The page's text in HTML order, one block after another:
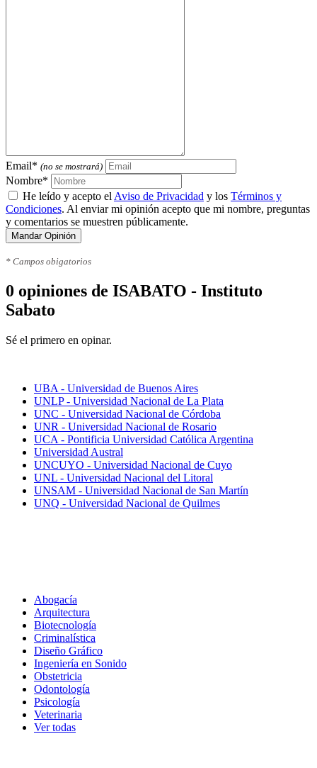
Email* (no se mostrará)
Nombre*
He leído y acepto el Aviso de Privacidad y los Términos y
Condiciones. Al enviar mi opinión acepto que mi nombre, preguntas
y comentarios se muestren públicamente.
Mandar Opinión
* Campos obigatorios
0 opiniones de ISABATO - Instituto
Sabato
Sé el primero en opinar.
UBA - Universidad de Buenos Aires
UNLP - Universidad Nacional de La Plata
UNC - Universidad Nacional de Córdoba
UNR - Universidad Nacional de Rosario
UCA - Pontificia Universidad Católica Argentina
Universidad Austral
UNCUYO - Universidad Nacional de Cuyo
UNL - Universidad Nacional del Litoral
UNSAM - Universidad Nacional de San Martín
UNQ - Universidad Nacional de Quilmes
Abogacía
Arquitectura
Biotecnología
Criminalística
Diseño Gráfico
Ingeniería en Sonido
Obstetricia
Odontología
Psicología
Veterinaria
Ver todas